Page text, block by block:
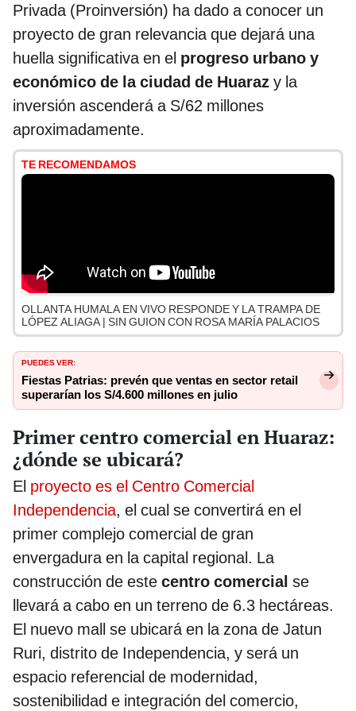
Privada (Proinversión) ha dado a conocer un
proyecto de gran relevancia que dejará una
huella significativa en el progreso urbano y
económico de la ciudad de Huaraz y la
inversión ascenderá a S/62 millones
aproximadamente.
TE RECOMENDAMOS
OLLANTA HUMALA EN VIVO RESPONDE Y LA TRAMPA DE
LÓPEZ ALIAGA | SIN GUION CON ROSA MARÍA PALACIOS
PUEDES VER:
Fiestas Patrias: prevén que ventas en sector retail
superarían los S/4.600 millones en julio
Primer centro comercial en Huaraz:
¿dónde se ubicará?
El proyecto es el Centro Comercial
Independencia, el cual se convertirá en el
primer complejo comercial de gran
envergadura en la capital regional. La
construcción de este centro comercial se
llevará a cabo en un terreno de 6.3 hectáreas.
El nuevo mall se ubicará en la zona de Jatun
Ruri, distrito de Independencia, y será un
espacio referencial de modernidad,
sostenibilidad e integración del comercio,